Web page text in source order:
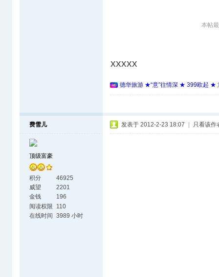
本帖
xxxxx
德华旅游 ★“意”往情深 ★ 399欧起 ★
费雪儿
顶级富豪
积分
46925
威望
2201
金钱
196
阅读权限
110
在线时间 3989 小时
发表于 2012-2-23 18:07 只看该作